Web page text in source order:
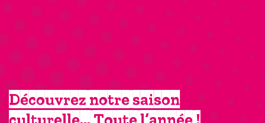
Découvrez notre saison